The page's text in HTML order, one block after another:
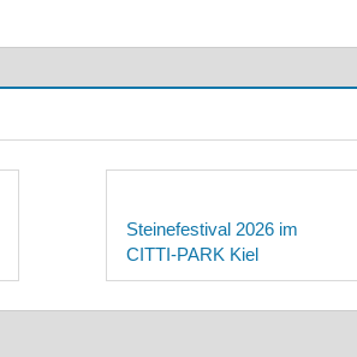
Steinefestival 2026 im
CITTI-PARK Kiel